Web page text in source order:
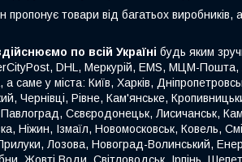
товари від багатьох виробників,
по всій Україні будь яким
DHL, Меркурій, EMS, МЦМ-Пошта,
а саме у міста: Київ, Харків,
Чернівці, Рівне, Кам'янське,
Сєвєродонецьк, Лисичанськ,
Ніжин, Ізмаїл, Новомосковськ, Ковель,
Лозова, Новоград-Волинський,
Жовті Води, Світловодськ, Ірпінь,